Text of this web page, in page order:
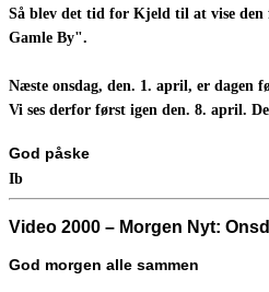
Så blev det tid for Kjeld til at vise
Gamle By".
Næste onsdag, den. 1. april, er dagen
Vi ses derfor først igen den. 8. april.
God påske
Ib
Video 2000 – Morgen Nyt:
God morgen alle sammen